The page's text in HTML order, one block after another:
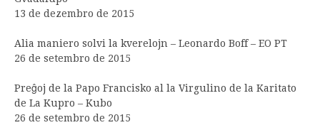
13 de dezembro de 2015
Alia maniero solvi la kverelojn – Leonardo Boff – EO PT
26 de setembro de 2015
Preĝoj de la Papo Francisko al la Virgulino de la Karitato
de La Kupro – Kubo
26 de setembro de 2015